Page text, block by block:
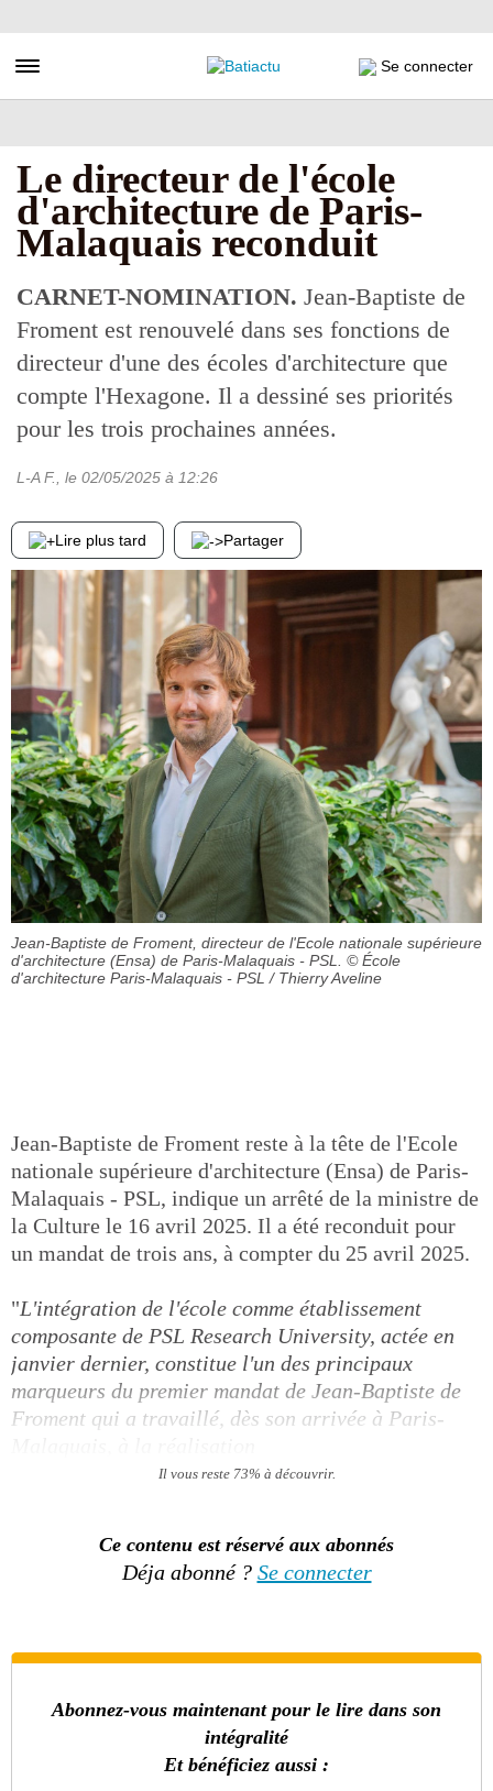
au
principal
Toggle navigation Se connecter
Le directeur de l'école
d'architecture de Paris-
Malaquais reconduit
CARNET-NOMINATION. Jean-Baptiste de
Froment est renouvelé dans ses fonctions de
directeur d'une des écoles d'architecture que
compte l'Hexagone. Il a dessiné ses priorités
pour les trois prochaines années.
L-A F. , le 02/05/2025 à 12:26
Lire plus tard Partager
Jean-Baptiste de Froment, directeur de l'Ecole nationale supérieure
d'architecture (Ensa) de Paris-Malaquais - PSL. © École
d'architecture Paris-Malaquais - PSL / Thierry Aveline
Jean-Baptiste de Froment reste à la tête de l'Ecole
nationale supérieure d'architecture (Ensa) de Paris-
Malaquais - PSL, indique un arrêté de la ministre de
la Culture le 16 avril 2025. Il a été reconduit pour
un mandat de trois ans, à compter du 25 avril 2025.
"L'intégration de l'école comme établissement
composante de PSL Research University, actée en
janvier dernier, constitue l'un des principaux
marqueurs du premier mandat de Jean-Baptiste de
Froment qui a travaillé, dès son arrivée à Paris-
Il vous reste 73% à découvrir.
Ce contenu est réservé aux abonnés
Déja abonné ? Se connecter
Abonnez-vous maintenant pour le lire dans son
intégralité
Et bénéficiez aussi :